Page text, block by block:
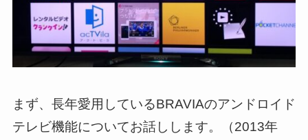
まず、長年愛用しているBRAVIAのアンドロイド
テレビ機能についてお話しします。（2013年